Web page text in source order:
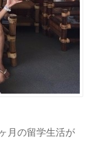
月の留学生活が